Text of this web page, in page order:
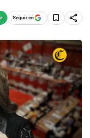
Seguir en